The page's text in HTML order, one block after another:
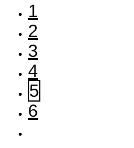
1
2
3
4
5
6